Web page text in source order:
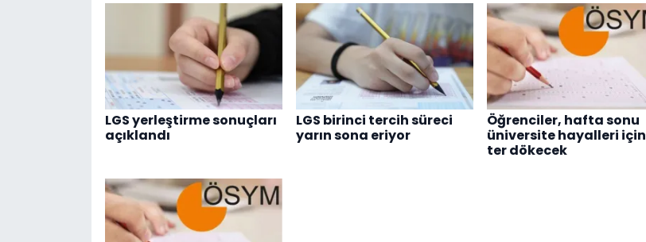
LGS yerleştirme sonuçları
açıklandı
LGS birinci tercih süreci
yarın sona eriyor
Öğrenciler, hafta sonu
üniversite hayalleri için
ter dökecek